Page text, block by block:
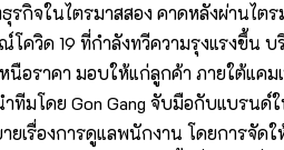
รกิจในไตรมาสสอง คาดหลังผ่านไ
ควิด 19 ที่กำลังทวีความรุงแรงขึ้น
ราคา มอบให้แก่ลูกค้า ภายใต้แคมเ
มโดย Gon Gang จับมือกับแบรนด์
เรื่องการดูแลพนักงาน โดยการจั